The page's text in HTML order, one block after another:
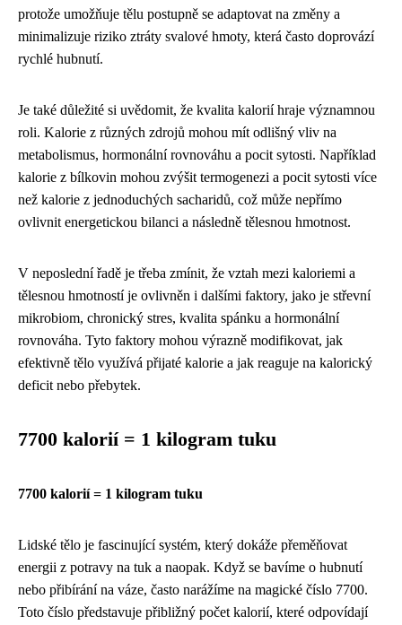
protože umožňuje tělu postupně se adaptovat na změny a
minimalizuje riziko ztráty svalové hmoty, která často doprovází
rychlé hubnutí.
Je také důležité si uvědomit, že kvalita kalorií hraje významnou
roli. Kalorie z různých zdrojů mohou mít odlišný vliv na
metabolismus, hormonální rovnováhu a pocit sytosti. Například
kalorie z bílkovin mohou zvýšit termogenezi a pocit sytosti více
než kalorie z jednoduchých sacharidů, což může nepřímo
ovlivnit energetickou bilanci a následně tělesnou hmotnost.
V neposlední řadě je třeba zmínit, že vztah mezi kaloriemi a
tělesnou hmotností je ovlivněn i dalšími faktory, jako je střevní
mikrobiom, chronický stres, kvalita spánku a hormonální
rovnováha. Tyto faktory mohou výrazně modifikovat, jak
efektivně tělo využívá přijaté kalorie a jak reaguje na kalorický
deficit nebo přebytek.
7700 kalorií = 1 kilogram tuku
7700 kalorií = 1 kilogram tuku
Lidské tělo je fascinující systém, který dokáže přeměňovat
energii z potravy na tuk a naopak. Když se bavíme o hubnutí
nebo přibírání na váze, často narážíme na magické číslo 7700.
Toto číslo představuje přibližný počet kalorií, které odpovídají